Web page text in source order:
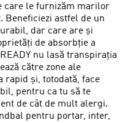
care le furnizăm marilor
Beneficiezi astfel de un
dar care are și
de absorbție a
nu lasă transpirația
către zone ale
rapid și, totodată, face
pentru ca tu să te
de cât de mult alergi.
pentru portar, inter,